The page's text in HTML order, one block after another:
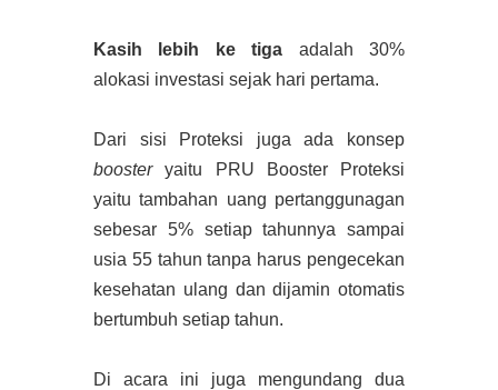
Kasih lebih ke tiga adalah 30%
alokasi investasi sejak hari pertama.
Dari sisi Proteksi juga ada konsep
boosteryaitu PRU Booster Proteksi
yaitu tambahan uang pertanggunagan
sebesar 5% setiap tahunnya sampai
usia 55 tahun tanpa harus pengecekan
kesehatan ulang dan dijamin otomatis
bertumbuh setiap tahun.
Di acara ini juga mengundang dua